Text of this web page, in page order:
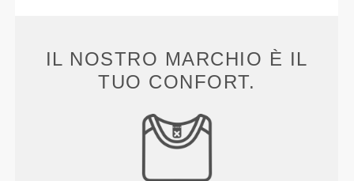
IL NOSTRO MARCHIO È IL
TUO CONFORT.